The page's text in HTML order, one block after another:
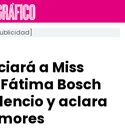
a Miss
Bosch
y aclara